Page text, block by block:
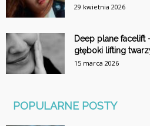
29 kwietnia 2026
Deep plane facelift
głęboki lifting
15 marca 2026
POPULARNE POSTY